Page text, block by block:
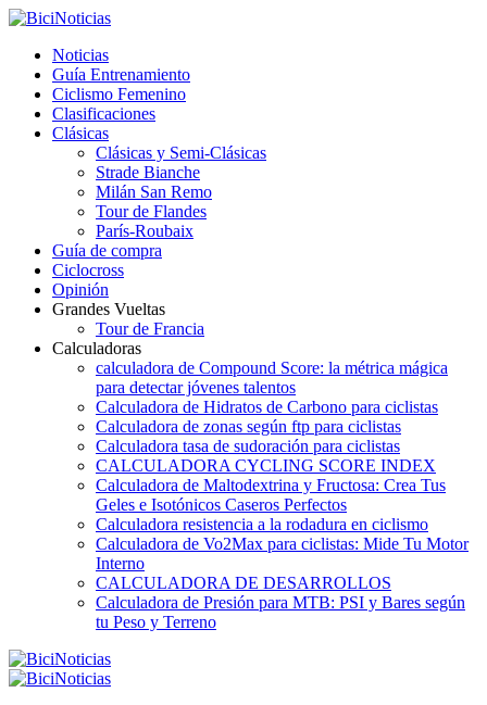
Noticias
Guía Entrenamiento
Ciclismo Femenino
Clasificaciones
Clásicas
Clásicas y Semi-Clásicas
Strade Bianche
Milán San Remo
Tour de Flandes
París-Roubaix
Guía de compra
Ciclocross
Opinión
Grandes Vueltas
Tour de Francia
Calculadoras
calculadora de Compound Score: la métrica mágica
para detectar jóvenes talentos
Calculadora de Hidratos de Carbono para ciclistas
Calculadora de zonas según ftp para ciclistas
Calculadora tasa de sudoración para ciclistas
CALCULADORA CYCLING SCORE INDEX
Calculadora de Maltodextrina y Fructosa: Crea Tus
Geles e Isotónicos Caseros Perfectos
Calculadora resistencia a la rodadura en ciclismo
Calculadora de Vo2Max para ciclistas: Mide Tu Motor
Interno
CALCULADORA DE DESARROLLOS
Calculadora de Presión para MTB: PSI y Bares según
tu Peso y Terreno